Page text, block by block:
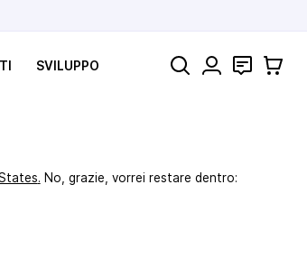
SVILUPPO Cerca Contatti
. No, grazie, vorrei restare dentro: